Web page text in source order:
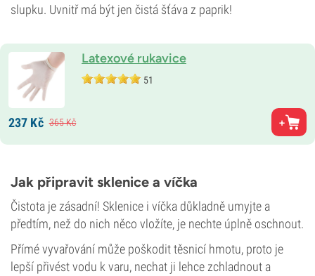
slupku. Uvnitř má být jen čistá šťáva z paprik!
Latexové rukavice
51
237 Kč 365Kč
Jak připravit sklenice a víčka
Čistota je zásadní! Sklenice i víčka důkladně umyjte a
předtím, než do nich něco vložíte, je nechte úplně oschnout.
Přímé vyvařování může poškodit těsnicí hmotu, proto je
lepší přivést vodu k varu, nechat ji lehce zchladnout a